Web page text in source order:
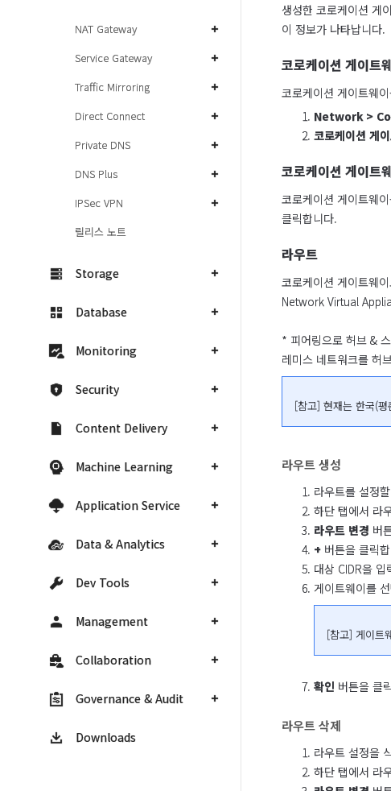
NAT Gateway
Service Gateway
Traffic Mirroring
Direct Connect
Private DNS
DNS Plus
IPSec VPN
릴리스 노트
Storage
Database
Monitoring
Security
Content Delivery
Machine Learning
Application Service
Data & Analytics
Dev Tools
Management
Collaboration
Governance & Audit
Downloads
생성한 코로케이션 게
이 정보가 나타납니다.
코로케이션 게이트
코로케이션 게이트웨
Network >
코로케이션 게
코로케이션 게이트
코로케이션 게이트웨
클릭합니다.
라우트
코로케이션 게이트웨
Network Virtual
* 피어링으로 허브 &
레미스 네트워크를 허
[참고] 현재는 한국(
라우트 생성
라우트를 설정
하단 탭에서 라
라우트 변경 버
+ 버튼을 클릭
대상 CIDR을 입
게이트웨이를
[참고] 게이트
확인 버튼을 클
라우트 삭제
라우트 설정을
하단 탭에서 라